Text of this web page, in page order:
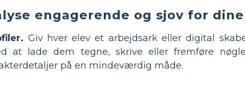
engagerende og sjov for
Giv hver elev et arbejdsark eller digital
at lade dem tegne, skrive eller fremføre
på en mindeværdig måde.